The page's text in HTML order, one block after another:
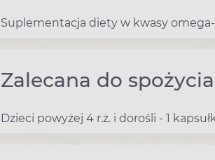
Suplementacja diety w kwasy
Zalecana do
Dzieci powyżej 4 r.ż. i dorośli - 1